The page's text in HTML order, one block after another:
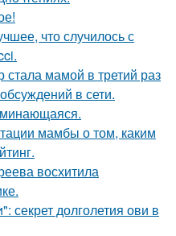
что случилось с
мамой в третий раз
в сети.
мамбы о том, каким
восхитила
секрет долголетия ови в